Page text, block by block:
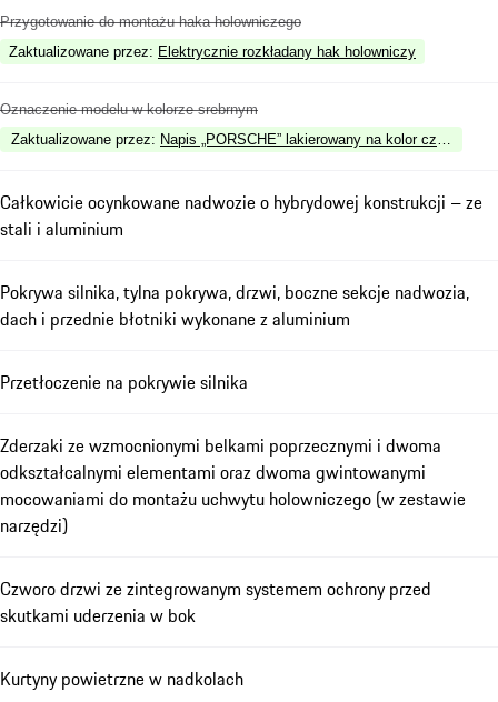
Przygotowanie do montażu haka holowniczego
Zaktualizowane przez: Elektrycznie rozkładany hak holowniczy
Oznaczenie modelu w kolorze srebrnym
Zaktualizowane przez: Napis „PORSCHE” lakierowany na kolor czarny
Całkowicie ocynkowane nadwozie o hybrydowej konstrukcji – ze
stali i aluminium
Pokrywa silnika, tylna pokrywa, drzwi, boczne sekcje nadwozia,
dach i przednie błotniki wykonane z aluminium
Przetłoczenie na pokrywie silnika
Zderzaki ze wzmocnionymi belkami poprzecznymi i dwoma
odkształcalnymi elementami oraz dwoma gwintowanymi
mocowaniami do montażu uchwytu holowniczego (w zestawie
narzędzi)
Czworo drzwi ze zintegrowanym systemem ochrony przed
skutkami uderzenia w bok
Kurtyny powietrzne w nadkolach